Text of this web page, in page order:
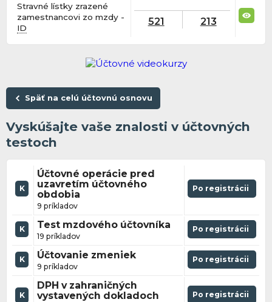
Stravné lístky zrazené
zamestnancovi zo mzdy -
ID
521 213
Späť na celú účtovnú osnovu
Vyskúšajte vaše znalosti v účtovných
testoch
K
Účtovné operácie pred
uzavretím účtovného
obdobia
9 príkladov
Po registrácii
K Test mzdového účtovníka
19 príkladov
Po registrácii
K Účtovanie zmeniek
9 príkladov
Po registrácii
K
DPH v zahraničných
vystavených dokladoch
Po registrácii